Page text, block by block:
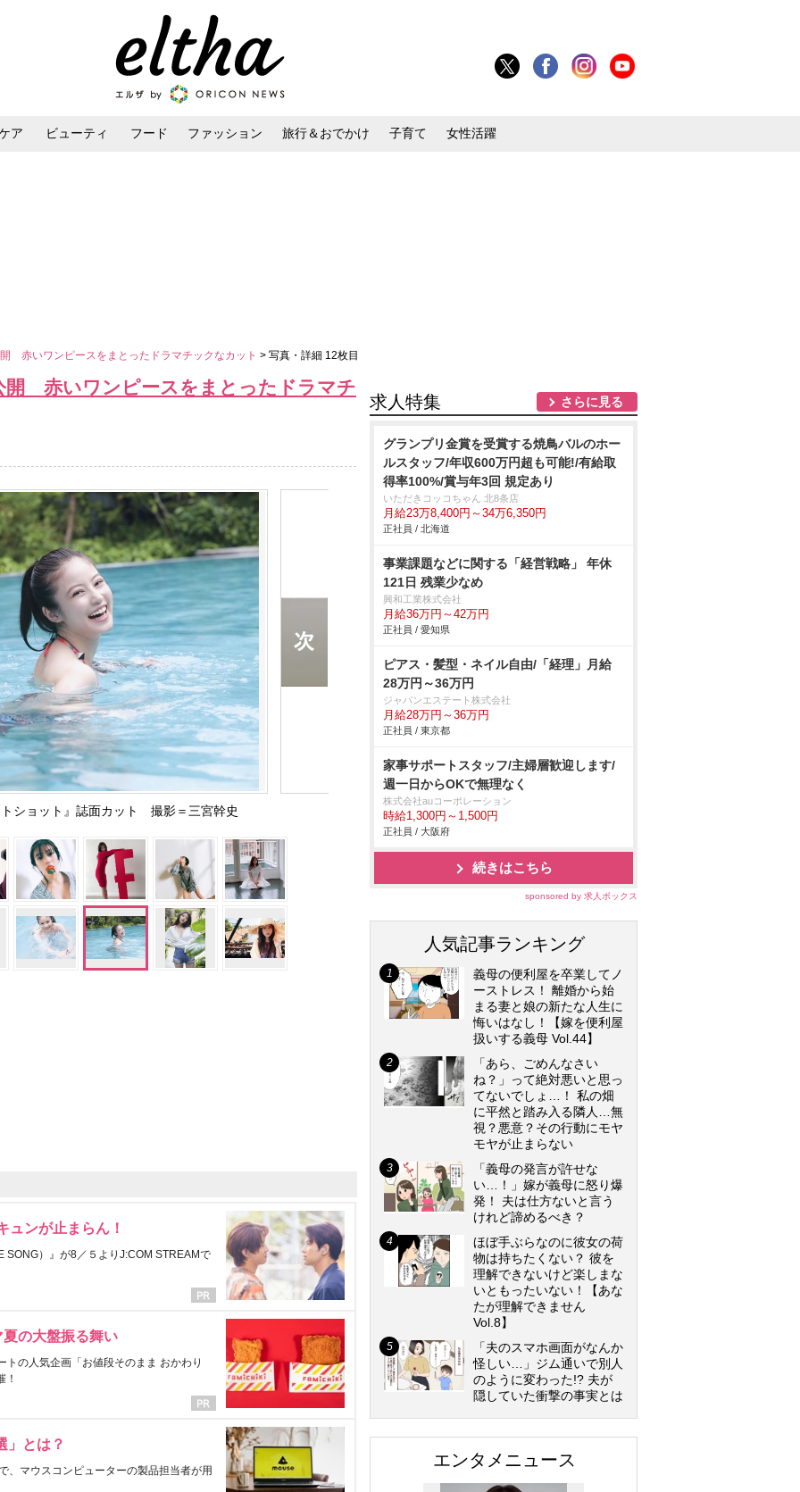
ア ビューティ フード ファッション 旅行＆おでかけ 子育て 女性活躍
赤いワンピースをまとったドラマチックなカット > 写真・詳細 12枚目
開 赤いワンピースをまとったドラマチ
ショット』誌面カット 撮影＝三宮幹史
ュンが止まらん！
SONG）』が8／５よりJ:COM STREAMで
の大盤振る舞い
の人気企画「お値段そのまま おかわり
！
」とは？
、マウスコンピューターの製品担当者が用
求人特集 さらに見る
グランプリ金賞を受賞する焼鳥バルのホー
ルスタッフ/年収600万円超も可能!/有給取
得率100%/賞与年3回 規定あり
いただきコッコちゃん 北8条店
月給23万8,400円～34万6,350円
正社員 / 北海道
事業課題などに関する「経営戦略」 年休
121日 残業少なめ
興和工業株式会社
月給36万円～42万円
正社員 / 愛知県
ピアス・髪型・ネイル自由/「経理」月給
28万円～36万円
ジャパンエステート株式会社
月給28万円～36万円
正社員 / 東京都
家事サポートスタッフ/主婦層歓迎します/
週一日からOKで無理なく
株式会社auコーポレーション
時給1,300円～1,500円
正社員 / 大阪府
続きはこちら
sponsored by 求人ボックス
人気記事ランキング
義母の便利屋を卒業してノ
ーストレス！ 離婚から始
まる妻と娘の新たな人生に
悔いはなし！【嫁を便利屋
扱いする義母 Vol.44】
「あら、ごめんなさい
ね？」って絶対悪いと思っ
てないでしょ…！ 私の畑
に平然と踏み入る隣人…無
視？悪意？その行動にモヤ
モヤが止まらない
「義母の発言が許せな
い…！」嫁が義母に怒り爆
発！ 夫は仕方ないと言う
けれど諦めるべき？
ほぼ手ぶらなのに彼女の荷
物は持ちたくない？ 彼を
理解できないけど楽しまな
いともったいない！【あな
たが理解できません
Vol.8】
「夫のスマホ画面がなんか
怪しい…」ジム通いで別人
のように変わった!? 夫が
隠していた衝撃の事実とは
エンタメニュース